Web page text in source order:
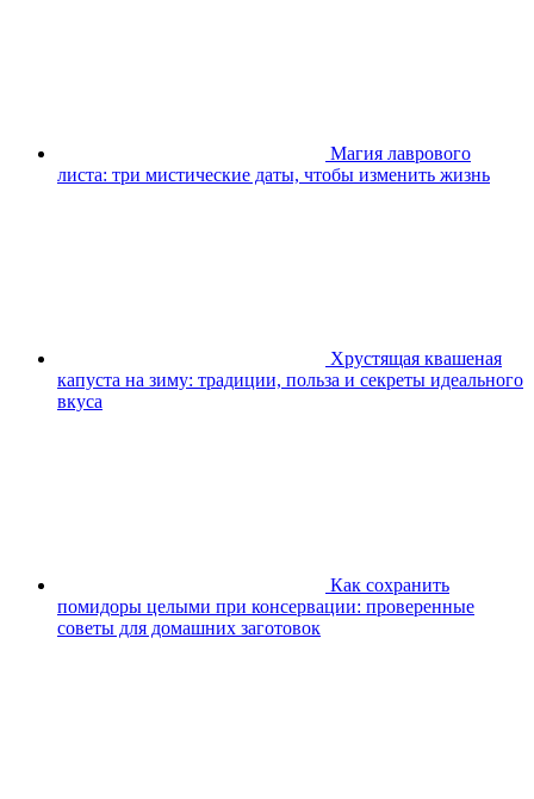
Магия лаврового
листа: три мистические даты, чтобы изменить жизнь
Хрустящая квашеная
капуста на зиму: традиции, польза и секреты идеального
вкуса
Как сохранить
помидоры целыми при консервации: проверенные
советы для домашних заготовок